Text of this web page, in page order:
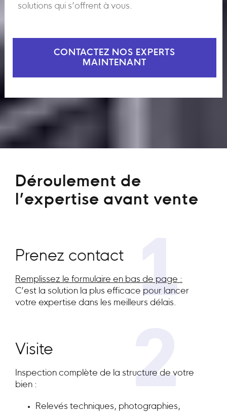
solutions qui s’offrent à vous.
CONTACTEZ NOS EXPERTS
MAINTENANT
Déroulement de
l’expertise avant vente
1
Prenez contact
Remplissez le formulaire en bas de page :
C’est la solution la plus efficace pour lancer
votre expertise dans les meilleurs délais.
2
Visite
Inspection complète de la structure de votre
bien :
Relevés techniques, photographies,